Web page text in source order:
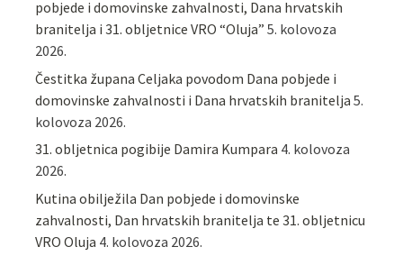
pobjede i domovinske zahvalnosti, Dana hrvatskih
branitelja i 31. obljetnice VRO “Oluja” 5. kolovoza
2026.
Čestitka župana Celjaka povodom Dana pobjede i
domovinske zahvalnosti i Dana hrvatskih branitelja 5.
kolovoza 2026.
31. obljetnica pogibije Damira Kumpara 4. kolovoza
2026.
Kutina obilježila Dan pobjede i domovinske
zahvalnosti, Dan hrvatskih branitelja te 31. obljetnicu
VRO Oluja 4. kolovoza 2026.